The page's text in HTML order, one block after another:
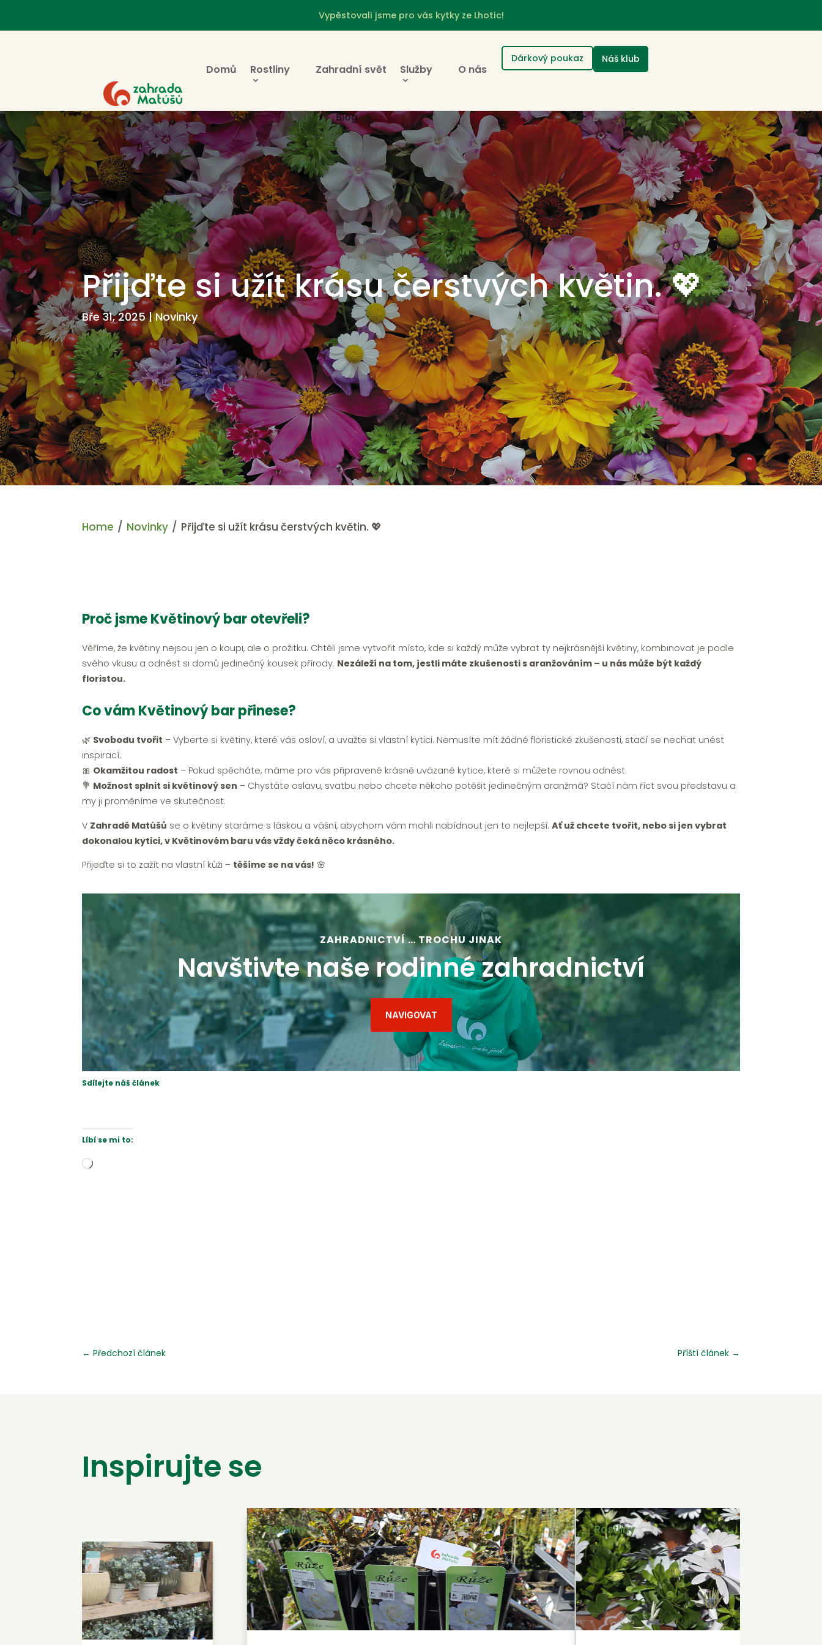
Vypěstovali jsme pro vás kytky ze Lhotic!
Domů Rostliny Zahradní svět Služby O nás
Blog
Dárkový poukaz Náš klub
Přijďte si užít krásu čerstvých květin. 💖
Bře 31, 2025|Novinky
Home / Novinky / Přijďte si užít krásu čerstvých květin. 💖
Proč jsme Květinový bar otevřeli?
Věříme, že květiny nejsou jen o koupi, ale o prožitku. Chtěli jsme vytvořit místo, kde si každý může vybrat ty nejkrásnější květiny, kombinovat je podle
svého vkusu a odnést si domů jedinečný kousek přírody. Nezáleží na tom, jestli máte zkušenosti s aranžováním – u nás může být každý
floristou.
Co vám Květinový bar přinese?
🌿 Svobodu tvořit – Vyberte si květiny, které vás osloví, a uvažte si vlastní kytici. Nemusíte mít žádné floristické zkušenosti, stačí se nechat unést
inspirací.
🎀 Okamžitou radost – Pokud spěcháte, máme pro vás připravené krásně uvázané kytice, které si můžete rovnou odnést.
💐 Možnost splnit si květinový sen – Chystáte oslavu, svatbu nebo chcete někoho potěšit jedinečným aranžmá? Stačí nám říct svou představu a
my ji proměníme ve skutečnost.
V Zahradě Matúšů se o květiny staráme s láskou a vášní, abychom vám mohli nabídnout jen to nejlepší.Ať už chcete tvořit, nebo si jen vybrat
dokonalou kytici, v Květinovém baru vás vždy čeká něco krásného.
Přijeďte si to zažít na vlastní kůži – těšíme se na vás! 🌸
ZAHRADNICTVÍ … TROCHU JINAK
Navštivte naše rodinné zahradnictví
NAVIGOVAT
Sdílejte náš článek
Líbí se mi to:
Načítání…
←Předchozí článek Příští článek→
Inspirujte se
Rostliny
Rostliny